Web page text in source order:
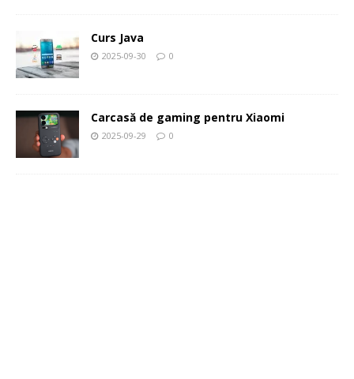
Curs Java
2025-09-30 0
Carcasă de gaming pentru Xiaomi
2025-09-29 0